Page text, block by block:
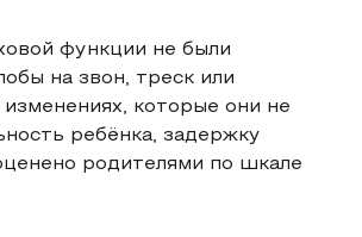
функции не были
на звон, треск или
которые они не
ребёнка, задержку
родителями по шкале